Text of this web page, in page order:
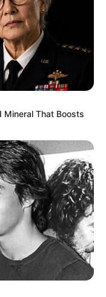
τελειώνει
Αγίας
2026 –
τροχαίο
μετά
τα
του
323
Mineral That Boosts